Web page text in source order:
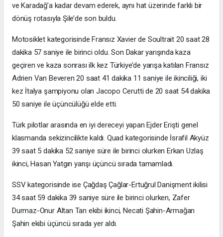
ve Karadağ’a kadar devam ederek, aynı hat üzerinde farklı bir
dönüş rotasıyla Şile’de son buldu.
Motosiklet kategorisinde Fransız Xavier de Soultrait 20 saat 28
dakika 57 saniye ile birinci oldu. Son Dakar yarışında kaza
geçiren ve kaza sonrası ilk kez Türkiye’de yarışa katılan Fransız
Adrien Van Beveren 20 saat 41 dakika 11 saniye ile ikinciliği, iki
kez İtalya şampiyonu olan Jacopo Cerutti de 20 saat 54 dakika
50 saniye ile üçüncülüğü elde etti.
Türk pilotlar arasında en iyi dereceyi yapan Ejder Erişti genel
klasmanda sekizincilikte kaldı. Quad kategorisinde İsrafil Akyüz
39 saat 5 dakika 52 saniye süre ile birinci olurken Erkan Uzlaş
ikinci, Hasan Yatgın yarışı üçüncü sırada tamamladı.
SSV kategorisinde ise Çağdaş Çağlar-Ertuğrul Danişment ikilisi
34 saat 59 dakika 39 saniye süre ile birinci olurken, Zafer
Durmaz-Onur Altan Tan ekibi ikinci, Necati Şahin-Armağan
Şahin ekibi üçüncü sırada yer aldı.